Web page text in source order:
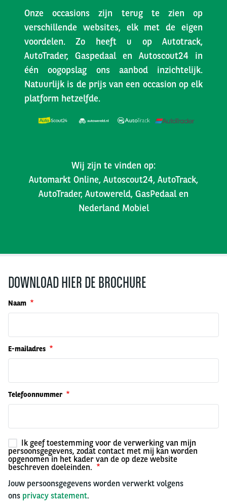
Onze occasions zijn terug te zien op
verschillende websites, elk met de eigen
voordelen. Zo heeft u op Autotrack,
AutoTrader, Gaspedaal en Autoscout24 in
één oogopslag ons aanbod inzichtelijk.
Natuurlijk is de prijs van een occasion op elk
platform hetzelfde.
Wij zijn te vinden op:
Automarkt Online, Autoscout24, AutoTrack,
AutoTrader, Autowereld, GasPedaal en
Nederland Mobiel
DOWNLOAD HIER DE BROCHURE
Naam
E-mailadres
Telefoonnummer
Ik geef toestemming voor de verwerking van mijn
persoonsgegevens, zodat contact met mij kan worden
opgenomen in het kader van de op deze website
beschreven doeleinden.
Jouw persoonsgegevens worden verwerkt volgens
ons privacy statement.